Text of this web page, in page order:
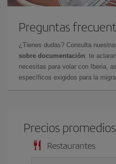
Preguntas
¿Tienes dudas? Consulta
sobre documentación: te
necesitas para volar con Iberia,
específicos exigidos para la
Precios
Restaurantes